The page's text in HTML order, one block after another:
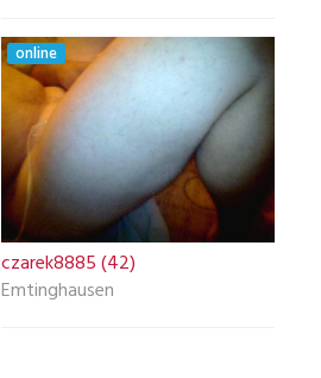
online
czarek8885 (42)
Emtinghausen